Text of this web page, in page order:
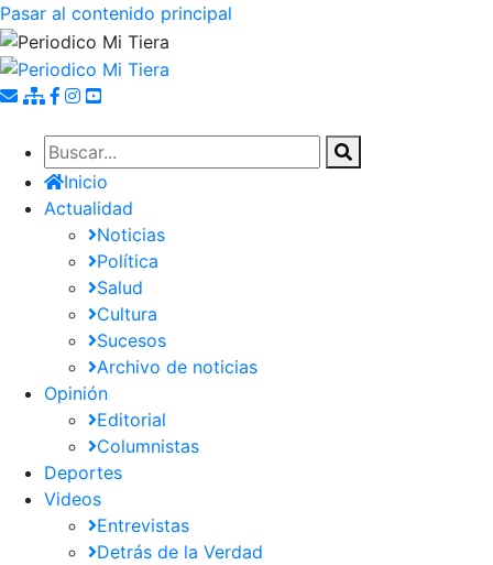
Pasar al contenido principal
Inicio
Actualidad
Noticias
Política
Salud
Cultura
Sucesos
Archivo de noticias
Opinión
Editorial
Columnistas
Deportes
Videos
Entrevistas
Detrás de la Verdad